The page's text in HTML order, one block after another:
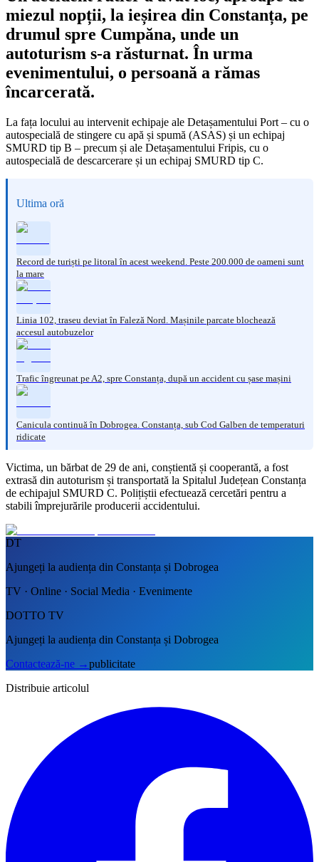
miezul nopții, la ieșirea din Constanța, pe
drumul spre Cumpăna, unde un
autoturism s-a răsturnat. În urma
evenimentului, o persoană a rămas
încarcerată.
La fața locului au intervenit echipaje ale Detașamentului Port – cu o
autospecială de stingere cu apă și spumă (ASAS) și un echipaj
SMURD tip B – precum și ale Detașamentului Fripis, cu o
autospecială de descarcerare și un echipaj SMURD tip C.
Ultima oră
Record de turiști pe litoral în acest weekend. Peste 200.000 de oameni sunt
la mare
Linia 102, traseu deviat în Faleză Nord. Mașinile parcate blochează
accesul autobuzelor
Trafic îngreunat pe A2, spre Constanța, după un accident cu șase mașini
Canicula continuă în Dobrogea. Constanța, sub Cod Galben de temperaturi
ridicate
Victima, un bărbat de 29 de ani, conștientă și cooperantă, a fost
extrasă din autoturism și transportată la Spitalul Județean Constanța
de echipajul SMURD C. Polițiștii efectuează cercetări pentru a
stabili împrejurările producerii accidentului.
DT
Ajungeți la audiența din Constanța și Dobrogea
TV · Online · Social Media · Evenimente
DOTTO TV
Ajungeți la audiența din Constanța și Dobrogea
Contactează-ne →publicitate
Distribuie articolul